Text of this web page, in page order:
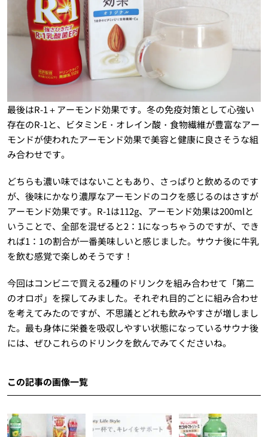
最後はR-1＋アーモンド効果です。冬の免疫対策として心強い
存在のR-1と、ビタミンE・オレイン酸・食物繊維が豊富なアー
モンドが使われたアーモンド効果で美容と健康に良さそうな組
み合わせです。
どちらも濃い味ではないこともあり、さっぱりと飲めるのです
が、後味にかなり濃厚なアーモンドのコクを感じるのはさすが
アーモンド効果です。R-1は112g、アーモンド効果は200mlと
いうことで、全部を混ぜると2：1になっちゃうのですが、でき
れば1：1の割合が一番美味しいと感じました。サウナ後に牛乳
を飲む感覚で楽しめそうです！
今回はコンビニで買える2種のドリンクを組み合わせて「第二
のオロポ」を探してみました。それぞれ目的ごとに組み合わせ
を考えてみたのですが、不思議とどれも飲みやすさが増しまし
た。最も身体に栄養を吸収しやすい状態になっているサウナ後
には、ぜひこれらのドリンクを飲んでみてくださいね。
この記事の画像一覧